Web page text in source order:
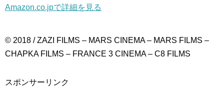
Amazon.co.jpで詳細を見る
© 2018 / ZAZI FILMS – MARS CINEMA – MARS FILMS –
CHAPKA FILMS – FRANCE 3 CINEMA – C8 FILMS
スポンサーリンク